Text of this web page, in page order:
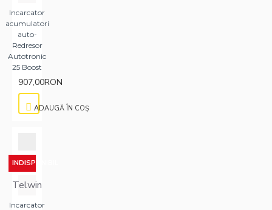
Incarcator
acumulatori
auto-
Redresor
Autotronic
25 Boost
907,00RON
ADAUGĂ ÎN COŞ
INDISPONIBIL
Telwin
Incarcator